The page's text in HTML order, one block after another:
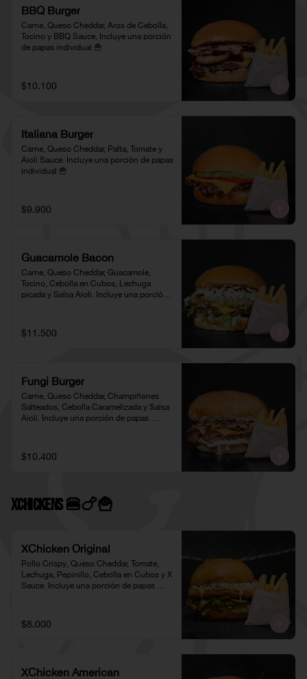
BBQ Burger
Carne, Queso Cheddar, Aros de Cebolla,
Tocino y BBQ Sauce. Incluye una porción
de papas individual 🍟
$10.100
Italiana Burger
Carne, Queso Cheddar, Palta, Tomate y
Aioli Sauce. Incluye una porción de papas
individual 🍟
$9.900
Guacamole Bacon
Carne, Queso Cheddar, Guacamole,
Tocino, Cebolla en Cubos, Lechuga
picada y Salsa Aioli. Incluye una porción
$11.500
Fungi Burger
Carne, Queso Cheddar, Champiñones
Salteados, Cebolla Caramelizada y Salsa
Aioli. Incluye una porción de papas
$10.400
XChickens 🍔🍗🍟
XChicken Original
Pollo Crispy, Queso Cheddar, Tomate,
Lechuga, Pepinillo, Cebolla en Cubos y X
Sauce. Incluye una porción de papas
$8.000
XChicken American